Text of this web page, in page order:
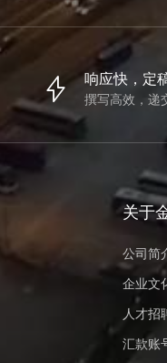
响应快，定
撰写高效，递
关于
公司简
企业文
人才招
汇款账